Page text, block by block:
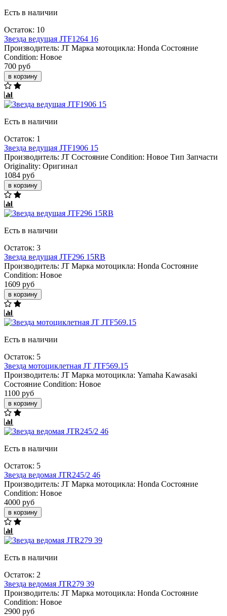
Есть в наличии
Остаток: 10
Звезда ведущая JTF1264 16
Производитель: JT Марка мотоцикла: Honda Состояние
Condition: Новое
700 руб
в корзину
Есть в наличии
Остаток: 1
Звезда ведущая JTF1906 15
Производитель: JT Состояние Condition: Новое Тип Запчасти
Originality: Оригинал
1084 руб
в корзину
Есть в наличии
Остаток: 3
Звезда ведущая JTF296 15RB
Производитель: JT Марка мотоцикла: Honda Состояние
Condition: Новое
1609 руб
в корзину
Есть в наличии
Остаток: 5
Звезда мотоциклетная JT JTF569.15
Производитель: JT Марка мотоцикла: Yamaha Kawasaki
Состояние Condition: Новое
1100 руб
в корзину
Есть в наличии
Остаток: 5
Звезда ведомая JTR245/2 46
Производитель: JT Марка мотоцикла: Honda Состояние
Condition: Новое
4000 руб
в корзину
Есть в наличии
Остаток: 2
Звезда ведомая JTR279 39
Производитель: JT Марка мотоцикла: Honda Состояние
Condition: Новое
2900 руб